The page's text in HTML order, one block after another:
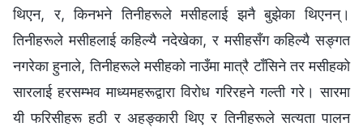
थिएन, र, किनभने तिनीहरूले मसीहलाई झनै बुझेका थिएनन्।
तिनीहरूले मसीहलाई कहिल्यै नदेखेका, र मसीहसँग कहिल्यै सङ्गत
नगरेका हुनाले, तिनीहरूले मसीहको नाउँमा मात्रै टाँसिने तर मसीहको
सारलाई हरसम्भव माध्यमहरूद्वारा विरोध गरिरहने गल्ती गरे। सारमा
यी फरिसीहरू हठी र अहङ्कारी थिए र तिनीहरूले सत्यता पालन